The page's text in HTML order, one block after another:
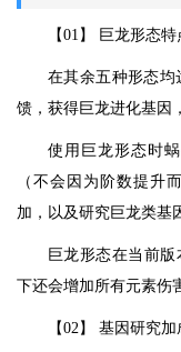
【01】 巨龙形态特
在其余五种形态均
馈，获得巨龙进化基因
使用巨龙形态时
（不会因为阶数提升
加，以及研究巨龙类基
巨龙形态在当前
下还会增加所有元素伤
【02】 基因研究加